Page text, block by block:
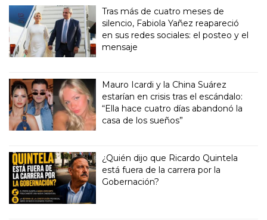
Tras más de cuatro meses de
silencio, Fabiola Yañez reapareció
en sus redes sociales: el posteo y el
mensaje
Mauro Icardi y la China Suárez
estarían en crisis tras el escándalo:
“Ella hace cuatro días abandonó la
casa de los sueños”
¿Quién dijo que Ricardo Quintela
está fuera de la carrera por la
Gobernación?